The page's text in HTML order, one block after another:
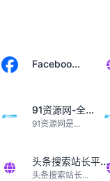
Faceboo...
91资源网-全...
91资源网是...
头条搜索站长平...
头条搜索站长...